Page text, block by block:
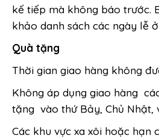
kế tiếp mà không báo trước.
khảo danh sách các ngày lễ
Quà tặng
Thời gian giao hàng không
Không áp dụng giao hàng
tặng vào thứ Bảy, Chủ Nhật,
Các khu vực xa xôi hoặc hạn